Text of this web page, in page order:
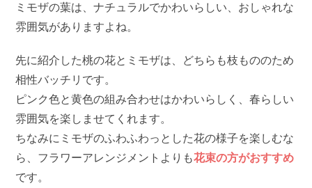
ミモザの葉は、ナチュラルでかわいらしい、おしゃれな
雰囲気がありますよね。
先に紹介した桃の花とミモザは、どちらも枝もののため
相性バッチリです。
ピンク色と黄色の組み合わせはかわいらしく、春らしい
雰囲気を楽しませてくれます。
ちなみにミモザのふわふわっとした花の様子を楽しむな
ら、フラワーアレンジメントよりも花束の方がおすすめ
です。